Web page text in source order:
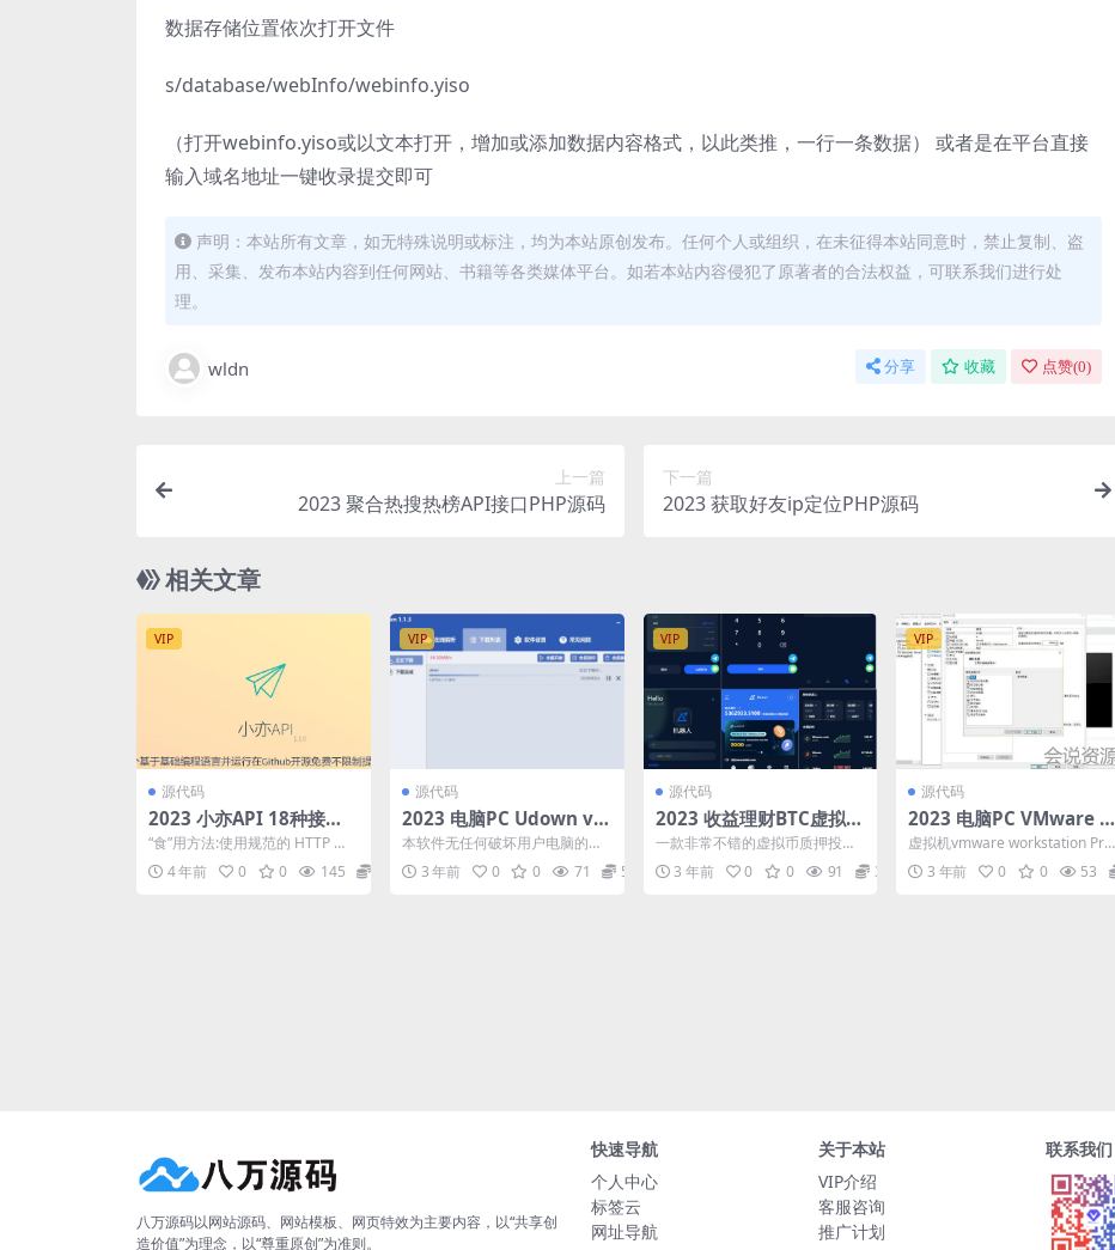
数据存储位置依次打开文件
s/database/webInfo/webinfo.yiso
（打开webinfo.yiso或以文本打开，增加或添加数据内容格式，以此类推，一行一条数据） 或者是在平台直接
输入域名地址一键收录提交即可
声明：本站所有文章，如无特殊说明或标注，均为本站原创发布。任何个人或组织，在未征得本站同意时，禁止复制、盗
用、采集、发布本站内容到任何网站、书籍等各类媒体平台。如若本站内容侵犯了原著者的合法权益，可联系我们进行处
理。
wldn 分享 收藏 点赞(0)
上一篇
2023 聚合热搜热榜API接口PHP源码
下一篇
2023 获取好友ip定位PHP源码
相关文章
VIP
源代码
2023 小亦API 18种接口
源码
“食”用方法:使用规范的 HTTP 响
应代码来表示请求结...
4 年前 0 0 145
VIP
源代码
2023 电脑PC Udown v1.
1.3 百度网盘不限速下载
器
本软件无任何破坏用户电脑的行
为，但是由于计算机的不稳定
性，使用Udown如果产生...
3 年前 0 0 71 5
VIP
源代码
2023 收益理财BTC虚拟币
质押定期存币货币机器人
量化交易系统源码 五语言
附教程
一款非常不错的虚拟币质押投资
理财，定期理财源码 前端好像是
编译后的！！具体自行下...
3 年前 0 0 91 3
VIP
源代码
2023 电脑PC VMware 虚
拟机v16.1.2 兼容Win10
虚拟机vmware workstation Pro
迎来新版发布，详细版本号为v
1...3 年前 0 0 53
八万源码以网站源码、网站模板、网页特效为主要内容，以“共享创
造价值”为理念，以“尊重原创”为准则。
快速导航
个人中心
标签云
网址导航
关于本站
VIP介绍
客服咨询
推广计划
联系我们